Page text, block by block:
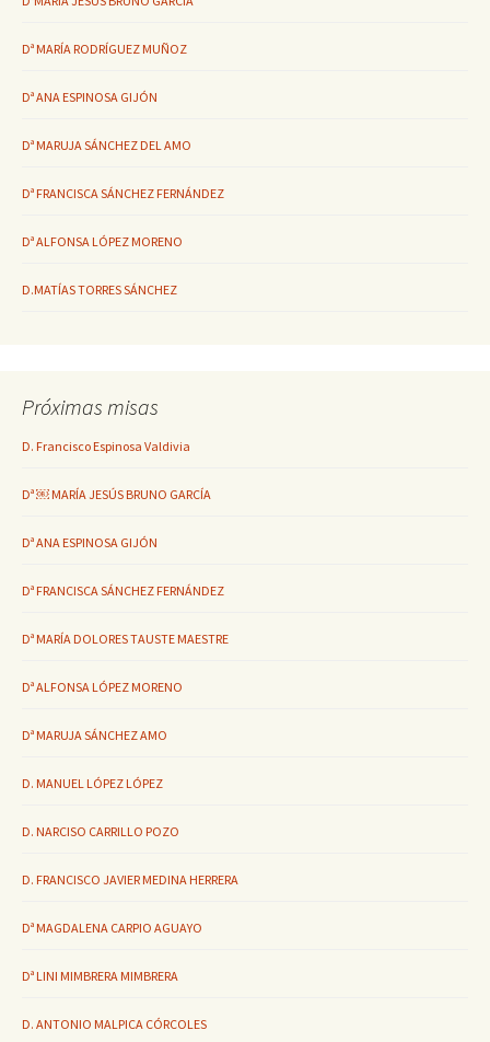
Dª MARÍA RODRÍGUEZ MUÑOZ
Dª ANA ESPINOSA GIJÓN
Dª MARUJA SÁNCHEZ DEL AMO
Dª FRANCISCA SÁNCHEZ FERNÁNDEZ
Dª ALFONSA LÓPEZ MORENO
D.MATÍAS TORRES SÁNCHEZ
Próximas misas
D. Francisco Espinosa Valdivia
Dª ￼ MARÍA JESÚS BRUNO GARCÍA
Dª ANA ESPINOSA GIJÓN
Dª FRANCISCA SÁNCHEZ FERNÁNDEZ
Dª MARÍA DOLORES TAUSTE MAESTRE
Dª ALFONSA LÓPEZ MORENO
Dª MARUJA SÁNCHEZ AMO
D. MANUEL LÓPEZ LÓPEZ
D. NARCISO CARRILLO POZO
D. FRANCISCO JAVIER MEDINA HERRERA
Dª MAGDALENA CARPIO AGUAYO
Dª LINI MIMBRERA MIMBRERA
D. ANTONIO MALPICA CÓRCOLES